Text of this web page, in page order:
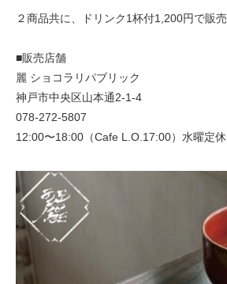
２商品共に、ドリンク1杯付1,200円で販売
■販売店舗
麗 ショコラリパブリック
神戸市中央区山本通2-1-4
078-272-5807
12:00〜18:00（Cafe L.O.17:00）水曜定休